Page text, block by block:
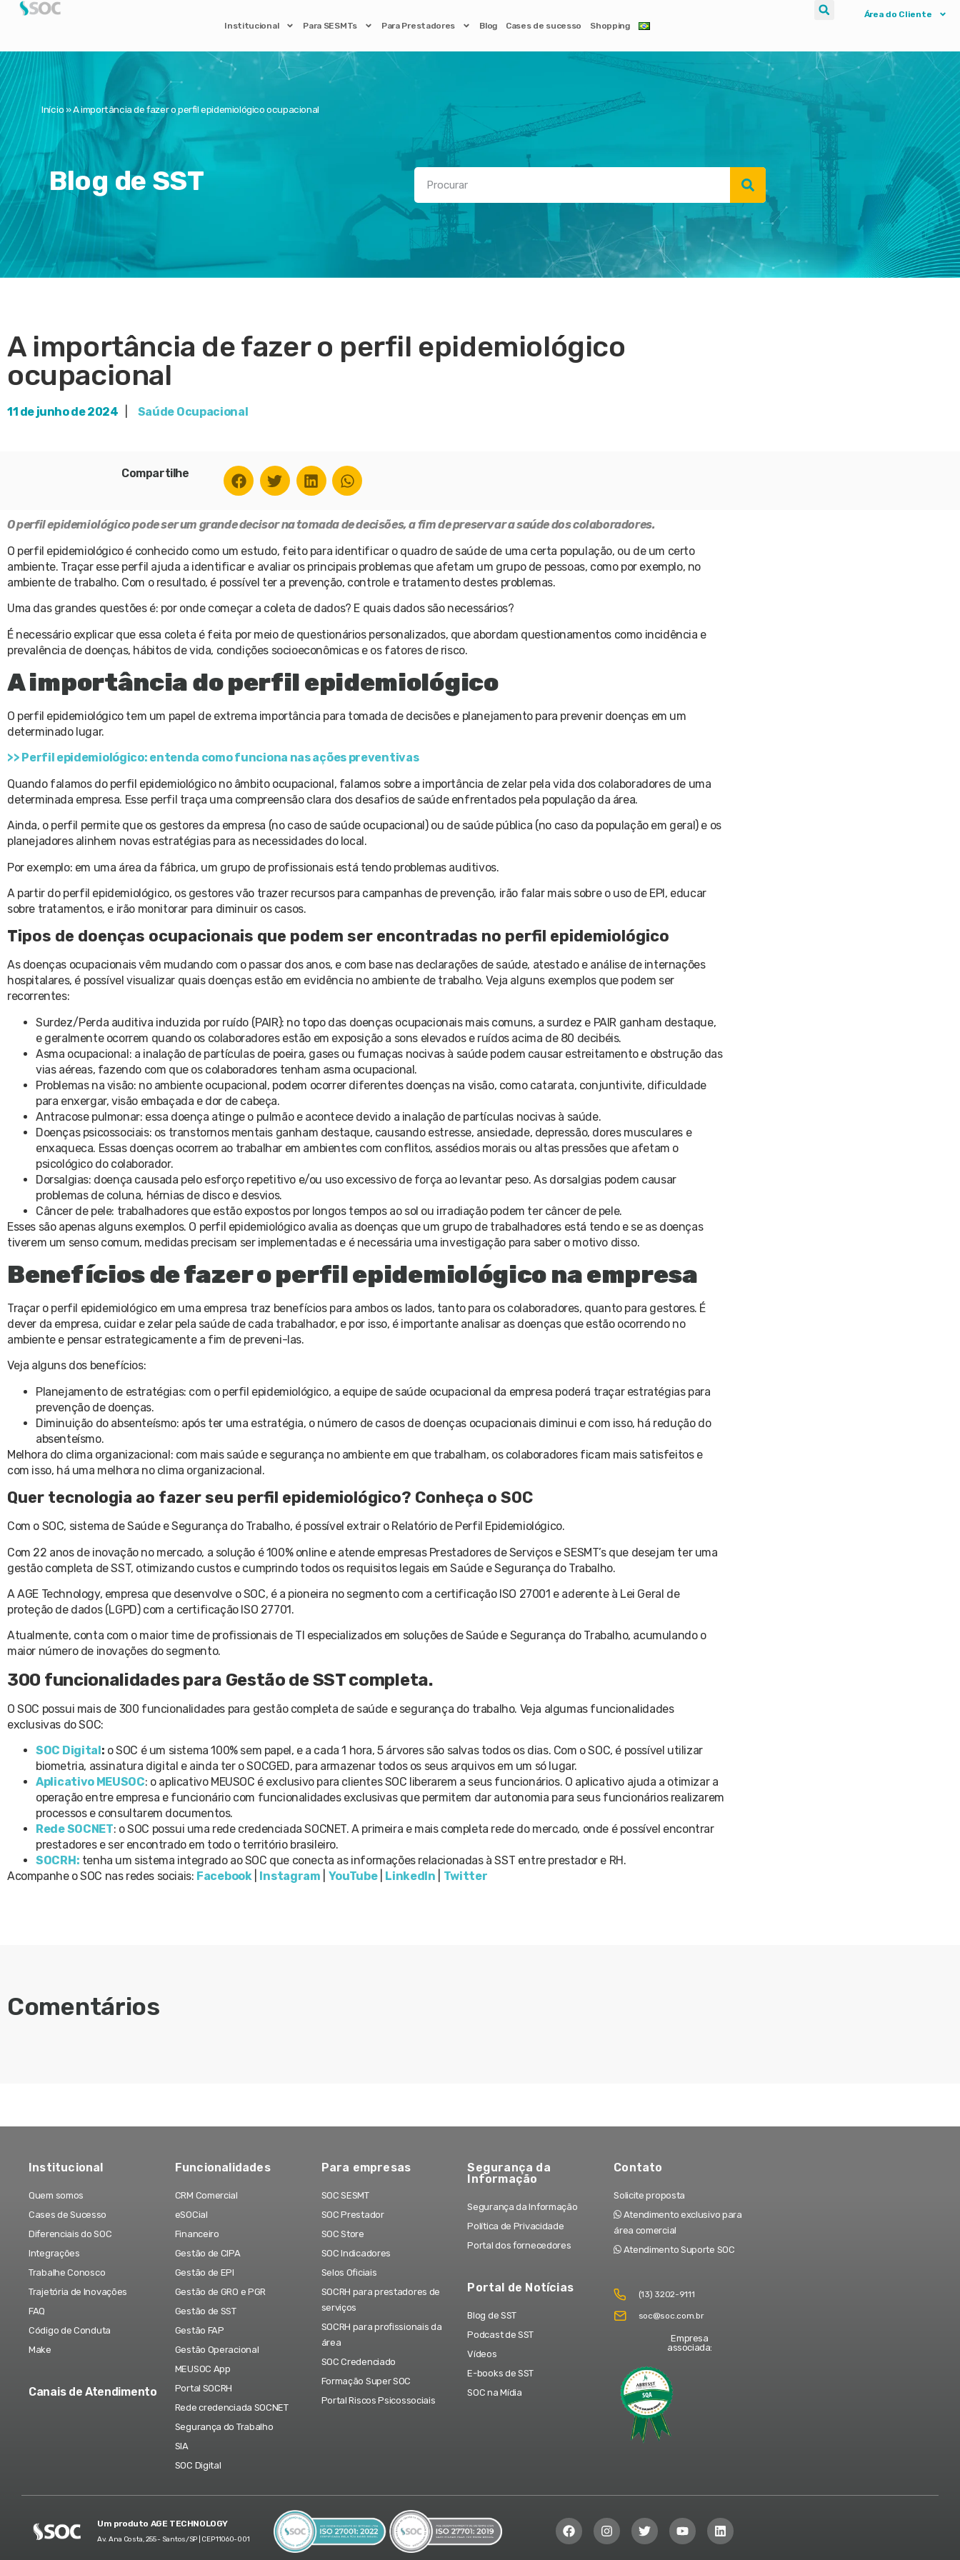
Institucional Para SESMTs Para Prestadores Blog Cases de sucesso Shopping
Área do Cliente
Início»A importância de fazer o perfil epidemiológico ocupacional
Blog de SST
A importância de fazer o perfil epidemiológico
ocupacional
11 de junho de 2024 Saúde Ocupacional
Compartilhe
O perfil epidemiológico pode ser um grande decisor na tomada de decisões, a fim de preservar a saúde dos colaboradores.
O perfil epidemiológico é conhecido como um estudo, feito para identificar o quadro de saúde de uma certa população, ou de um certo
ambiente. Traçar esse perfil ajuda a identificar e avaliar os principais problemas que afetam um grupo de pessoas, como por exemplo, no
ambiente de trabalho. Com o resultado, é possível ter a prevenção, controle e tratamento destes problemas.
Uma das grandes questões é: por onde começar a coleta de dados? E quais dados são necessários?
É necessário explicar que essa coleta é feita por meio de questionários personalizados, que abordam questionamentos como incidência e
prevalência de doenças, hábitos de vida, condições socioeconômicas e os fatores de risco.
A importância do perfil epidemiológico
O perfil epidemiológico tem um papel de extrema importância para tomada de decisões e planejamento para prevenir doenças em um
determinado lugar.
>> Perfil epidemiológico: entenda como funciona nas ações preventivas
Quando falamos do perfil epidemiológico no âmbito ocupacional, falamos sobre a importância de zelar pela vida dos colaboradores de uma
determinada empresa. Esse perfil traça uma compreensão clara dos desafios de saúde enfrentados pela população da área.
Ainda, o perfil permite que os gestores da empresa (no caso de saúde ocupacional) ou de saúde pública (no caso da população em geral) e os
planejadores alinhem novas estratégias para as necessidades do local.
Por exemplo: em uma área da fábrica, um grupo de profissionais está tendo problemas auditivos.
A partir do perfil epidemiológico, os gestores vão trazer recursos para campanhas de prevenção, irão falar mais sobre o uso de EPI, educar
sobre tratamentos, e irão monitorar para diminuir os casos.
Tipos de doenças ocupacionais que podem ser encontradas no perfil epidemiológico
As doenças ocupacionais vêm mudando com o passar dos anos, e com base nas declarações de saúde, atestado e análise de internações
hospitalares, é possível visualizar quais doenças estão em evidência no ambiente de trabalho. Veja alguns exemplos que podem ser
recorrentes:
Surdez/Perda auditiva induzida por ruído (PAIR): no topo das doenças ocupacionais mais comuns, a surdez e PAIR ganham destaque,
e geralmente ocorrem quando os colaboradores estão em exposição a sons elevados e ruídos acima de 80 decibéis.
Asma ocupacional: a inalação de partículas de poeira, gases ou fumaças nocivas à saúde podem causar estreitamento e obstrução das
vias aéreas, fazendo com que os colaboradores tenham asma ocupacional.
Problemas na visão: no ambiente ocupacional, podem ocorrer diferentes doenças na visão, como catarata, conjuntivite, dificuldade
para enxergar, visão embaçada e dor de cabeça.
Antracose pulmonar: essa doença atinge o pulmão e acontece devido a inalação de partículas nocivas à saúde.
Doenças psicossociais: os transtornos mentais ganham destaque, causando estresse, ansiedade, depressão, dores musculares e
enxaqueca. Essas doenças ocorrem ao trabalhar em ambientes com conflitos, assédios morais ou altas pressões que afetam o
psicológico do colaborador.
Dorsalgias: doença causada pelo esforço repetitivo e/ou uso excessivo de força ao levantar peso. As dorsalgias podem causar
problemas de coluna, hérnias de disco e desvios.
Câncer de pele: trabalhadores que estão expostos por longos tempos ao sol ou irradiação podem ter câncer de pele.
Esses são apenas alguns exemplos. O perfil epidemiológico avalia as doenças que um grupo de trabalhadores está tendo e se as doenças
tiverem um senso comum, medidas precisam ser implementadas e é necessária uma investigação para saber o motivo disso.
Benefícios de fazer o perfil epidemiológico na empresa
Traçar o perfil epidemiológico em uma empresa traz benefícios para ambos os lados, tanto para os colaboradores, quanto para gestores. É
dever da empresa, cuidar e zelar pela saúde de cada trabalhador, e por isso, é importante analisar as doenças que estão ocorrendo no
ambiente e pensar estrategicamente a fim de preveni-las.
Veja alguns dos benefícios:
Planejamento de estratégias: com o perfil epidemiológico, a equipe de saúde ocupacional da empresa poderá traçar estratégias para
prevenção de doenças.
Diminuição do absenteísmo: após ter uma estratégia, o número de casos de doenças ocupacionais diminui e com isso, há redução do
absenteísmo.
Melhora do clima organizacional: com mais saúde e segurança no ambiente em que trabalham, os colaboradores ficam mais satisfeitos e
com isso, há uma melhora no clima organizacional.
Quer tecnologia ao fazer seu perfil epidemiológico? Conheça o SOC
Com o SOC, sistema de Saúde e Segurança do Trabalho, é possível extrair o Relatório de Perfil Epidemiológico.
Com 22 anos de inovação no mercado, a solução é 100% online e atende empresas Prestadores de Serviços e SESMT’s que desejam ter uma
gestão completa de SST, otimizando custos e cumprindo todos os requisitos legais em Saúde e Segurança do Trabalho.
A AGE Technology, empresa que desenvolve o SOC, é a pioneira no segmento com a certificação ISO 27001 e aderente à Lei Geral de
proteção de dados (LGPD) com a certificação ISO 27701.
Atualmente, conta com o maior time de profissionais de TI especializados em soluções de Saúde e Segurança do Trabalho, acumulando o
maior número de inovações do segmento.
300 funcionalidades para Gestão de SST completa.
O SOC possui mais de 300 funcionalidades para gestão completa de saúde e segurança do trabalho. Veja algumas funcionalidades
exclusivas do SOC:
SOC Digital : o SOC é um sistema 100% sem papel, e a cada 1 hora, 5 árvores são salvas todos os dias. Com o SOC, é possível utilizar
biometria, assinatura digital e ainda ter o SOCGED, para armazenar todos os seus arquivos em um só lugar.
Aplicativo MEUSOC: o aplicativo MEUSOC é exclusivo para clientes SOC liberarem a seus funcionários. O aplicativo ajuda a otimizar a
operação entre empresa e funcionário com funcionalidades exclusivas que permitem dar autonomia para seus funcionários realizarem
processos e consultarem documentos.
Rede SOCNET: o SOC possui uma rede credenciada SOCNET. A primeira e mais completa rede do mercado, onde é possível encontrar
prestadores e ser encontrado em todo o território brasileiro.
SOCRH: tenha um sistema integrado ao SOC que conecta as informações relacionadas à SST entre prestador e RH.
Acompanhe o SOC nas redes sociais: Facebook| Instagram YouTube| LinkedIn Twitter
Comentários
Institucional
Quem somos
Cases de Sucesso
Diferenciais do SOC
Integrações
Trabalhe Conosco
Trajetória de Inovações
FAQ
Código de Conduta
Make
Canais de Atendimento
Funcionalidades
CRM Comercial
eSOCial
Financeiro
Gestão de CIPA
Gestão de EPI
Gestão de GRO e PGR
Gestão de SST
Gestão FAP
Gestão Operacional
MEUSOC App
Portal SOCRH
Rede credenciada SOCNET
Segurança do Trabalho
SIA
SOC Digital
Para empresas
SOC SESMT
SOC Prestador
SOC Store
SOC Indicadores
Selos Oficiais
SOCRH para prestadores de
serviços
SOCRH para profissionais da
área
SOC Credenciado
Formação Super SOC
Portal Riscos Psicossociais
Segurança da
Informação
Segurança da Informação
Política de Privacidade
Portal dos fornecedores
Portal de Notícias
Blog de SST
Podcast de SST
Vídeos
E-books de SST
SOC na Mídia
Contato
Solicite proposta
Atendimento exclusivo para
área comercial
Atendimento Suporte SOC
(13) 3202-9111
soc@soc.com.br
Empresa
associada:
Um produto AGE TECHNOLOGY
Av. Ana Costa, 255 - Santos/SP | CEP 11060-001